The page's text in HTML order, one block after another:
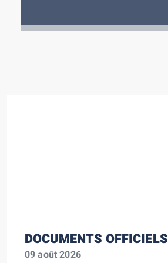
DOCUMENTS OFFICIELS
09 août 2026